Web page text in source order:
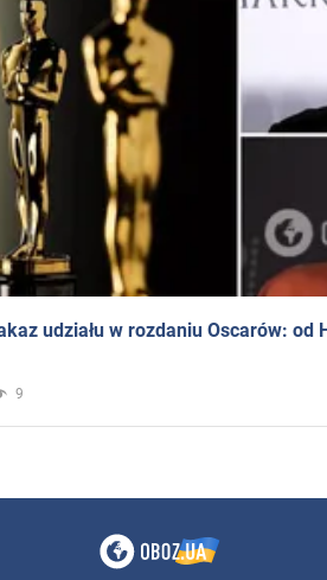
udziału w rozdaniu Oscarów: od
9